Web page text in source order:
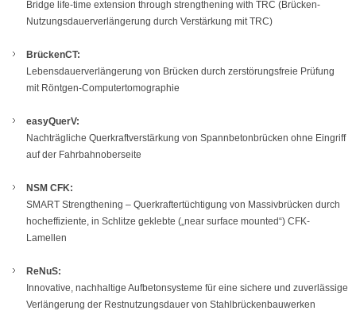
Bridge life-time extension through strengthening with TRC (Brücken-
Nutzungsdauerverlängerung durch Verstärkung mit TRC)
BrückenCT:
Lebensdauerverlängerung von Brücken durch zerstörungsfreie Prüfung
mit Röntgen-Computertomographie
easyQuerV:
Nachträgliche Querkraftverstärkung von Spannbetonbrücken ohne Eingriff
auf der Fahrbahnoberseite
NSM CFK:
SMART Strengthening – Querkraftertüchtigung von Massivbrücken durch
hocheffiziente, in Schlitze geklebte („near surface mounted“) CFK-
Lamellen
ReNuS:
Innovative, nachhaltige Aufbetonsysteme für eine sichere und zuverlässige
Verlängerung der Restnutzungsdauer von Stahlbrückenbauwerken